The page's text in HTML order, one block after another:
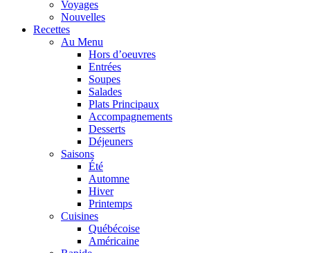
Voyages
Nouvelles
Recettes
Au Menu
Hors d’oeuvres
Entrées
Soupes
Salades
Plats Principaux
Accompagnements
Desserts
Déjeuners
Saisons
Été
Automne
Hiver
Printemps
Cuisines
Québécoise
Américaine